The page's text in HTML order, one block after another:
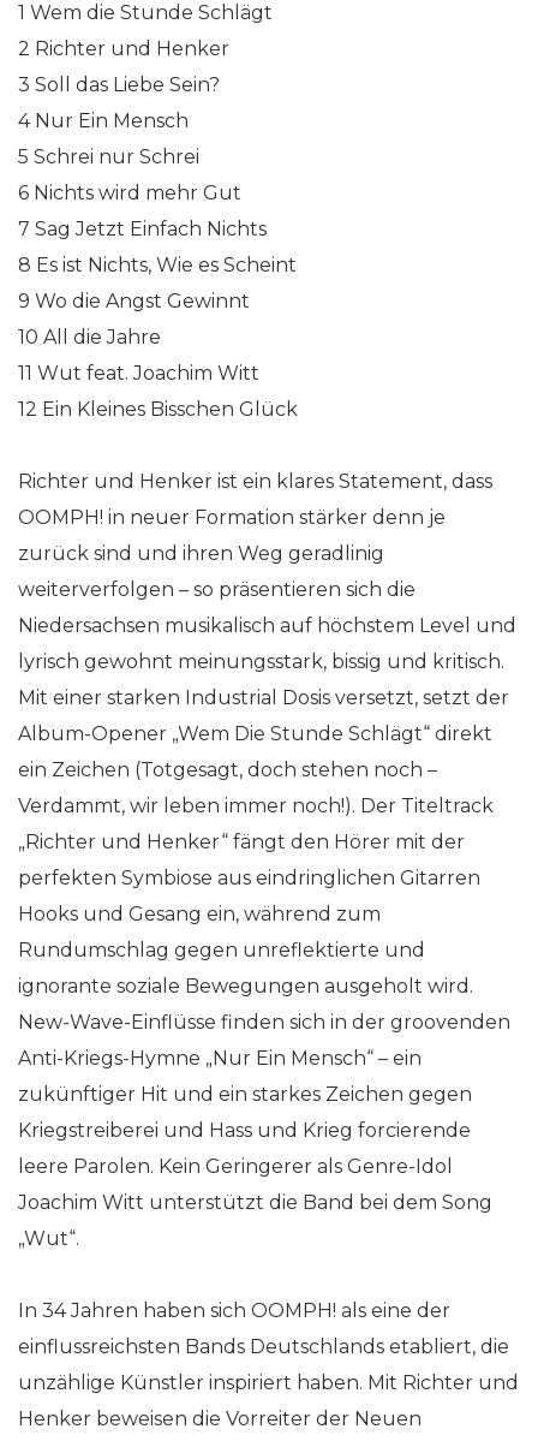
1 Wem die Stunde Schlägt
2 Richter und Henker
3 Soll das Liebe Sein?
4 Nur Ein Mensch
5 Schrei nur Schrei
6 Nichts wird mehr Gut
7 Sag Jetzt Einfach Nichts
8 Es ist Nichts, Wie es Scheint
9 Wo die Angst Gewinnt
10 All die Jahre
11 Wut feat. Joachim Witt
12 Ein Kleines Bisschen Glück
Richter und Henker ist ein klares Statement, dass
OOMPH! in neuer Formation stärker denn je
zurück sind und ihren Weg geradlinig
weiterverfolgen – so präsentieren sich die
Niedersachsen musikalisch auf höchstem Level und
lyrisch gewohnt meinungsstark, bissig und kritisch.
Mit einer starken Industrial Dosis versetzt, setzt der
Album-Opener „Wem Die Stunde Schlägt“ direkt
ein Zeichen (Totgesagt, doch stehen noch –
Verdammt, wir leben immer noch!). Der Titeltrack
„Richter und Henker“ fängt den Hörer mit der
perfekten Symbiose aus eindringlichen Gitarren
Hooks und Gesang ein, während zum
Rundumschlag gegen unreflektierte und
ignorante soziale Bewegungen ausgeholt wird.
New-Wave-Einflüsse finden sich in der groovenden
Anti-Kriegs-Hymne „Nur Ein Mensch“ – ein
zukünftiger Hit und ein starkes Zeichen gegen
Kriegstreiberei und Hass und Krieg forcierende
leere Parolen. Kein Geringerer als Genre-Idol
Joachim Witt unterstützt die Band bei dem Song
„Wut“.
In 34 Jahren haben sich OOMPH! als eine der
einflussreichsten Bands Deutschlands etabliert, die
unzählige Künstler inspiriert haben. Mit Richter und
Henker beweisen die Vorreiter der Neuen